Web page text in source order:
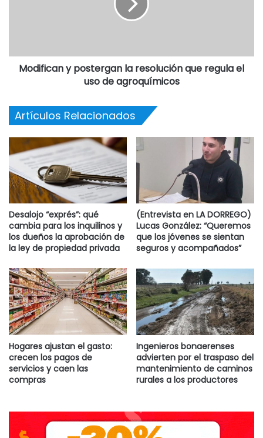
política en un libro que considera, por lo menos,
“oportuno” porque, a su juicio, pese al gran papel que ha
tenido la mujer en la historia, este siempre fue silenciado.
Modifican y postergan la resolución que regula el
uso de agroquímicos
Artículos Relacionados
Desalojo “exprés”: qué
cambia para los inquilinos y
los dueños la aprobación de
la ley de propiedad privada
(Entrevista en LA DORREGO)
Lucas González: “Queremos
que los jóvenes se sientan
seguros y acompañados”
Hogares ajustan el gasto:
crecen los pagos de
servicios y caen las
compras
Ingenieros bonaerenses
advierten por el traspaso del
mantenimiento de caminos
rurales a los productores